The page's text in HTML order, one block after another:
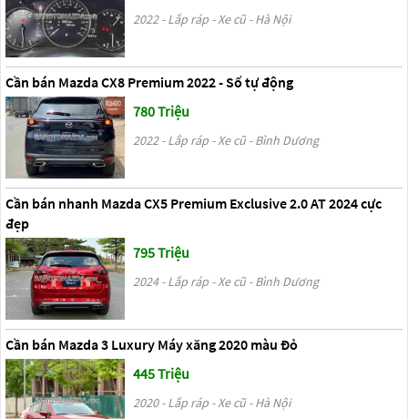
2022 - Lắp ráp - Xe cũ - Hà Nội
Cần bán Mazda CX8 Premium 2022 - Số tự động
780 Triệu
2022 - Lắp ráp - Xe cũ - Bình Dương
Cần bán nhanh Mazda CX5 Premium Exclusive 2.0 AT 2024 cực
đẹp
795 Triệu
2024 - Lắp ráp - Xe cũ - Bình Dương
Cần bán Mazda 3 Luxury Máy xăng 2020 màu Đỏ
445 Triệu
2020 - Lắp ráp - Xe cũ - Hà Nội